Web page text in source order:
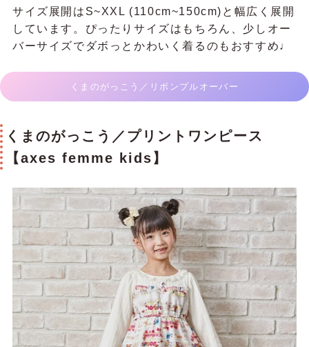
サイズ展開はS~XXL (110cm~150cm)と幅広く展開
しています。ぴったりサイズはもちろん、少しオー
バーサイズでダボっとかわいく着るのもおすすめ♩
くまのがっこう／リボンプルオーバー
くまのがっこう／プリントワンピース
【axes femme kids】